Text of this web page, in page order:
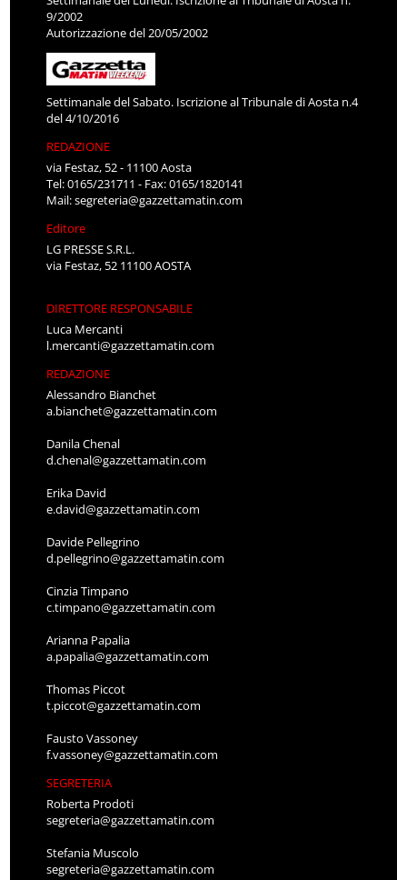
9/2002
Autorizzazione del 20/05/2002
Settimanale del Sabato. Iscrizione al Tribunale di Aosta n.4
del 4/10/2016
REDAZIONE
via Festaz, 52 - 11100 Aosta
Tel: 0165/231711 - Fax: 0165/1820141
Mail:segreteria@gazzettamatin.com
Editore
LG PRESSE S.R.L.
via Festaz, 52 11100 AOSTA
DIRETTORE RESPONSABILE
Luca Mercanti
l.mercanti@gazzettamatin.com
REDAZIONE
Alessandro Bianchet
a.bianchet@gazzettamatin.com
Danila Chenal
d.chenal@gazzettamatin.com
Erika David
e.david@gazzettamatin.com
Davide Pellegrino
d.pellegrino@gazzettamatin.com
Cinzia Timpano
c.timpano@gazzettamatin.com
Arianna Papalia
a.papalia@gazzettamatin.com
Thomas Piccot
t.piccot@gazzettamatin.com
Fausto Vassoney
f.vassoney@gazzettamatin.com
SEGRETERIA
Roberta Prodoti
segreteria@gazzettamatin.com
Stefania Muscolo
segreteria@gazzettamatin.com